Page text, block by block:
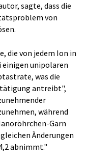
sagte, dass die
von
die von jedem Ion in
einigen unipolaren
was die
antreibt",
während
Garn
Änderungen
abnimmt."